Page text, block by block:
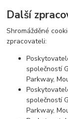
Další
Shromážděné
zpracovateli:
společností
Parkway,
společností
Parkway,